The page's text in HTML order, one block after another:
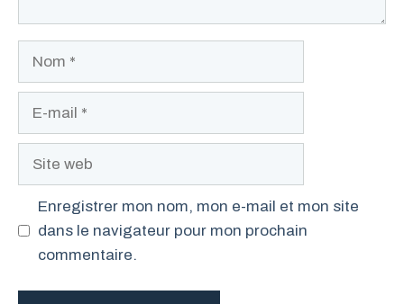
Site
Enregistrer mon nom, mon e-mail et mon site
dans le navigateur pour mon prochain
commentaire.